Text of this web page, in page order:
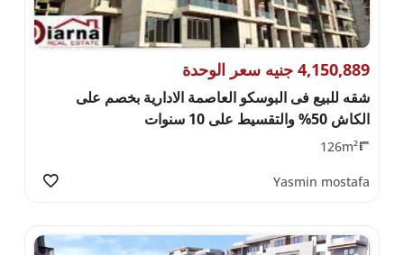
4,150,889 جنيه سعر الوحدة
شقه للبيع فى البوسكو العاصمة الادارية بخصم على
الكاش 50% والتقسيط على 10 سنوات
126m²
Yasmin mostafa